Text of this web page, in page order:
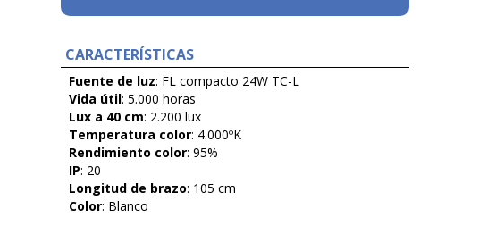
CARACTERÍSTICAS
Fuente de luz: FL compacto 24W TC-L
Vida útil: 5.000 horas
Lux a 40 cm: 2.200 lux
Temperatura color: 4.000ºK
Rendimiento color: 95%
IP: 20
Longitud de brazo: 105 cm
Color: Blanco